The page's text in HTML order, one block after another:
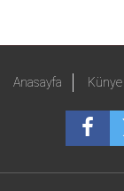
Anasayfa Künye